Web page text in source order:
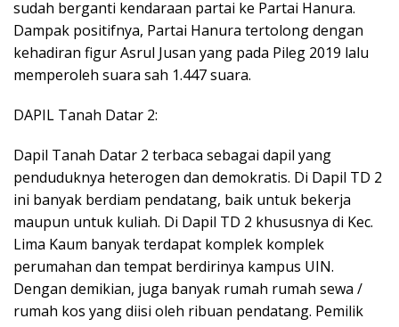
sudah berganti kendaraan partai ke Partai Hanura.
Dampak positifnya, Partai Hanura tertolong dengan
kehadiran figur Asrul Jusan yang pada Pileg 2019 lalu
memperoleh suara sah 1.447 suara.
DAPIL Tanah Datar 2:
Dapil Tanah Datar 2 terbaca sebagai dapil yang
penduduknya heterogen dan demokratis. Di Dapil TD 2
ini banyak berdiam pendatang, baik untuk bekerja
maupun untuk kuliah. Di Dapil TD 2 khususnya di Kec.
Lima Kaum banyak terdapat komplek komplek
perumahan dan tempat berdirinya kampus UIN.
Dengan demikian, juga banyak rumah rumah sewa /
rumah kos yang diisi oleh ribuan pendatang. Pemilik